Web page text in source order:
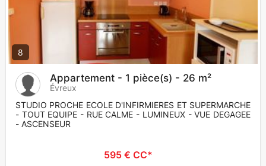
8
Appartement - 1 pièce(s) - 26 m²
Évreux
STUDIO PROCHE ECOLE D'INFIRMIERES ET SUPERMARCHE
- TOUT EQUIPE - RUE CALME - LUMINEUX - VUE DEGAGEE
- ASCENSEUR
595 € CC*